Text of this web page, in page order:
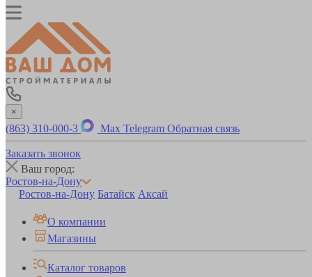
×
(863) 310-000-3 Max Telegram Обратная связь
Заказать звонок
Ваш город:
Ростов-на-Дону
Ростов-на-Дону Батайск Аксай
О компании
Магазины
Каталог товаров